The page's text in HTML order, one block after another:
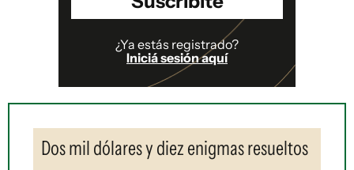
¿Ya estás registrado?
Iniciá sesión aquí
Dos mil dólares y diez enigmas resueltos